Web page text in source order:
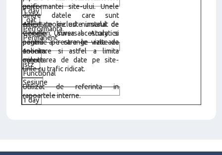
unici.
performantei site-ului. Unele
dintre datele care sunt
colectate includ numarul de
vizitatori, sursa acestora si
paginile pe care le viziteaza
anonim.
1 day
_gat
Performanta
Permanent
Acest cookie este instalat de
Google Universal Analytics
pentru a restrange rata de
solicitare si astfel a limita
colectarea de date pe site-
urile cu trafic ridicat.
1
minute
jstz
Functional
Sesiune
Utilizat de referinta in
rapoartele interne.
1 day